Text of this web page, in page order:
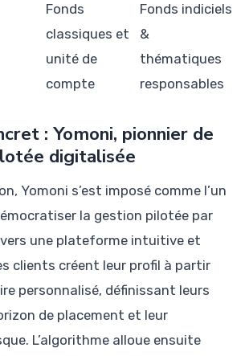
Fonds
classiques et
unité de
compte
Fonds indiciels
&
thématiques
responsables
: Yomoni, pionnier de
digitalisée
Yomoni s’est imposé comme l’un
la gestion pilotée par
une plateforme intuitive et
clients créent leur profil à partir
personnalisé, définissant leurs
de placement et leur
L’algorithme alloue ensuite